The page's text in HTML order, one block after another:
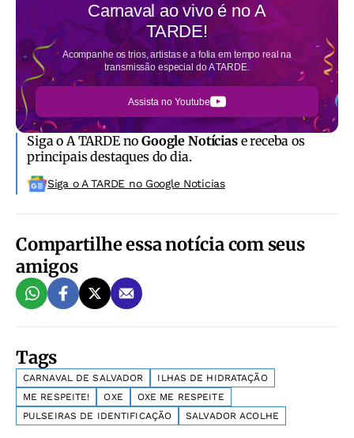
Carnaval ao vivo é noA
TARDE!
Acompanhe os trios, artistas e a folia em tempo real na
transmissão especial do A TARDE.
Assista no Youtube
Siga o A TARDE noGoogle Notíciase receba os
principais destaques do dia.
Siga o A TARDE no Google Noticias
Compartilhe essa notícia com seus
amigos
Tags
CARNAVAL DE SALVADOR
ILHAS DE HIDRATAÇÃO
ME RESPEITE!
OXE
OXE ME RESPEITE
PULSEIRAS DE IDENTIFICAÇÃO
SALVADOR ACOLHE